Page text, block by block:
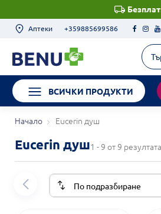
Аптеки +359885699586
ВСИЧКИ ПРОДУКТИ
Начало Eucerin душ
Eucerin душ1 - 9 от 9 резултата